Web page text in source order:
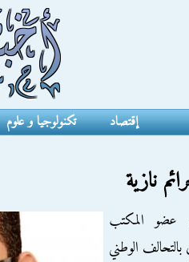
إقتصاد تكنولوجيا و علوم
نازية
عضو المكتب
بالتحالف الوطني